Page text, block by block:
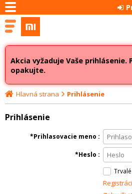
Akcia vyžaduje Vaše prihlásenie.
opakujte.
Hlavná strana Prihlásenie
Prihlásenie
Prihlasovacie meno
Heslo